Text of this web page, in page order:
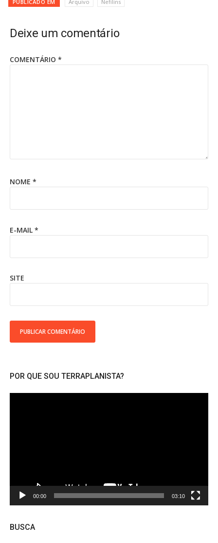
PUBLICADO EM Arquivo Nefilins
Deixe um comentário
COMENTÁRIO *
NOME *
E-MAIL *
SITE
POR QUE SOU TERRAPLANISTA?
00:00 03:10
BUSCA